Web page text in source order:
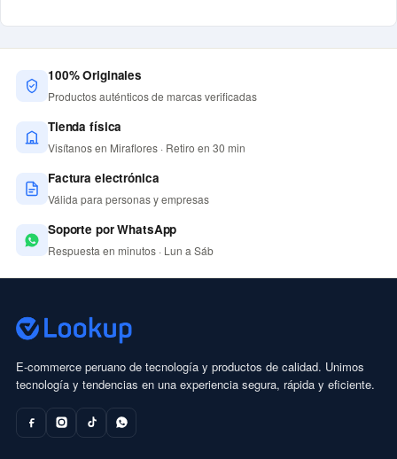
100% Originales
Productos auténticos de marcas verificadas
Tienda física
Visítanos en Miraflores · Retiro en 30 min
Factura electrónica
Válida para personas y empresas
Soporte por WhatsApp
Respuesta en minutos · Lun a Sáb
E-commerce peruano de tecnología y productos de calidad. Unimos
tecnología y tendencias en una experiencia segura, rápida y eficiente.